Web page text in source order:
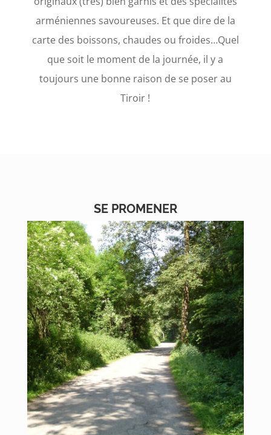
arméniennes savoureuses. Et que dire de la
carte des boissons, chaudes ou froides…Quel
que soit le moment de la journée, il y a
toujours une bonne raison de se poser au
Tiroir !
SE PROMENER